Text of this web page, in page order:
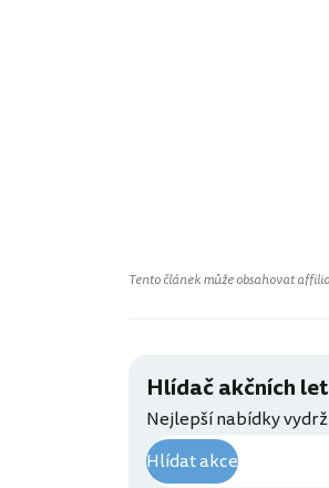
Tento článek může obsahovat
Hlídač akčních
Nejlepší nabídky
Hlídat akce